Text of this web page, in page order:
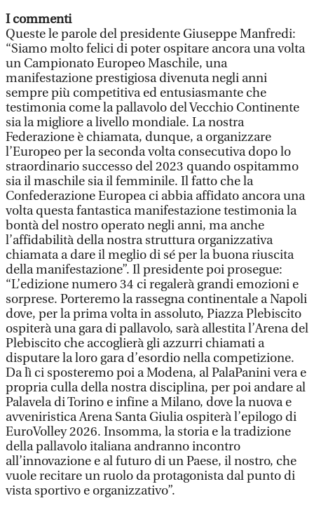
I commenti
Queste le parole del presidente Giuseppe Manfredi:
“Siamo molto felici di poter ospitare ancora una volta
un Campionato Europeo Maschile, una
manifestazione prestigiosa divenuta negli anni
sempre più competitiva ed entusiasmante che
testimonia come la pallavolo del Vecchio Continente
sia la migliore a livello mondiale. La nostra
Federazione è chiamata, dunque, a organizzare
l’Europeo per la seconda volta consecutiva dopo lo
straordinario successo del 2023 quando ospitammo
sia il maschile sia il femminile. Il fatto che la
Confederazione Europea ci abbia affidato ancora una
volta questa fantastica manifestazione testimonia la
bontà del nostro operato negli anni, ma anche
l’affidabilità della nostra struttura organizzativa
chiamata a dare il meglio di sé per la buona riuscita
della manifestazione”. Il presidente poi prosegue:
“L’edizione numero 34 ci regalerà grandi emozioni e
sorprese. Porteremo la rassegna continentale a Napoli
dove, per la prima volta in assoluto, Piazza Plebiscito
ospiterà una gara di pallavolo, sarà allestita l’Arena del
Plebiscito che accoglierà gli azzurri chiamati a
disputare la loro gara d’esordio nella competizione.
Da lì ci sposteremo poi a Modena, al PalaPanini vera e
propria culla della nostra disciplina, per poi andare al
Palavela di Torino e infine a Milano, dove la nuova e
avveniristica Arena Santa Giulia ospiterà l’epilogo di
EuroVolley 2026. Insomma, la storia e la tradizione
della pallavolo italiana andranno incontro
all’innovazione e al futuro di un Paese, il nostro, che
vuole recitare un ruolo da protagonista dal punto di
vista sportivo e organizzativo”.